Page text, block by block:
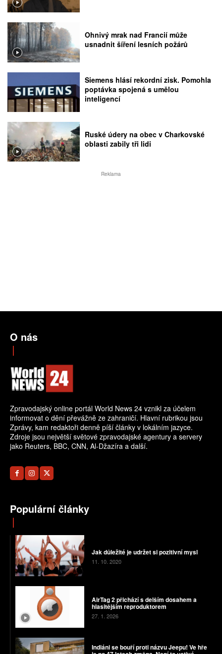
Ohnivý mrak nad Francií může
usnadnit šíření lesních požárů
Siemens hlásí rekordní zisk. Pomohla
poptávka spojená s umělou
inteligencí
Ruské údery na obec v Charkovské
oblasti zabily tři lidi
Reklama
O nás
Zpravodajský online portál World News 24 vznikl za účelem
informovat o dění převážně ze zahraničí. Hlavní rubrikou jsou
Zprávy, kam redaktoři denně píší články v lokálním jazyce.
Zdroje jsou největší světové zpravodajské agentury a servery
jako Reuters, BBC, CNN, Al-Džazíra a další.
Populární články
Jak důležité je udržet si pozitivní mysl
11. 10. 2020
AirTag 2 přichází s delším dosahem a
hlasitějším reproduktorem
27. 1. 2026
Indiáni se bouří proti názvu Jeepu! Ve hře